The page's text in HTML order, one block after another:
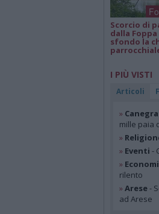
Scorcio di
dalla Foppa
sfondo la
I PIÙ VISTI
Articoli
»
mille paia
»
» Eventi -
»
rilento
» Arese-
ad Arese